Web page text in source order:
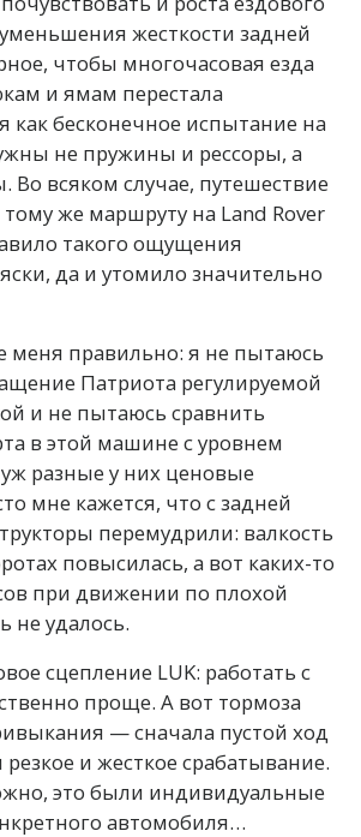
жесткости задней
чтобы многочасовая езда
и ямам перестала
как бесконечное испытание на
не пружины и рессоры, а
всяком случае, путешествие
же маршруту на Land Rover
такого ощущения
да и утомило значительно
меня правильно: я не пытаюсь
Патриота регулируемой
и не пытаюсь сравнить
в этой машине с уровнем
разные у них ценовые
мне кажется, что с задней
перемудрили: валкость
повысилась, а вот каких-то
при движении по плохой
не удалось.
сцепление LUK: работать с
проще. А вот тормоза
— сначала пустой ход
и жесткое срабатывание.
это были индивидуальные
автомобиля…